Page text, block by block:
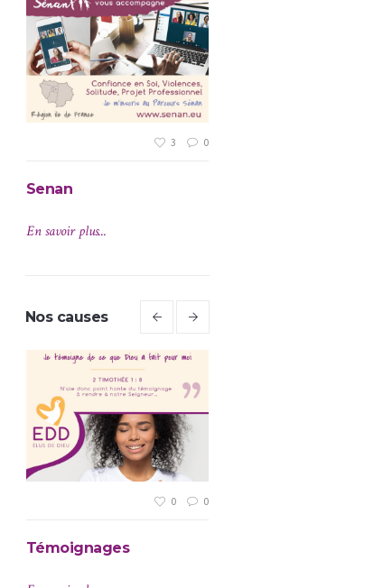
3 0
Senan
En savoir plus...
Nos causes
0 0
Témoignages